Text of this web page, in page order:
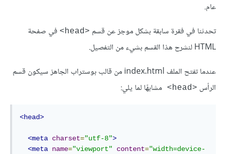
عام.
تحدثنا في فقرة سابقة بشكل موجز عن قسم <head>
في صفحة
HTML لنشرح هذا القسم بشيء من التفصيل.
عندما تفتح الملف index.html من قالب بوستراب الجاهز سيكون قسم
الرأس <head> مشابهًا لما يلي:
<head>
<meta charset="utf-8">
<meta name="viewport" content="width=device-